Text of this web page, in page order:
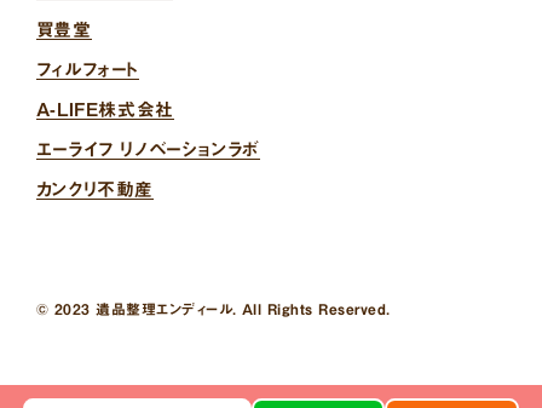
買豊堂
フィルフォート
A-LIFE株式会社
エーライフ リノベーションラボ
カンクリ不動産
© 2023 遺品整理エンディール. All Rights Reserved.